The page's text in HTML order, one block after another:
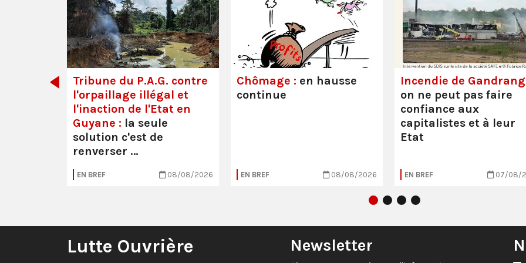
Tribune du P.A.G. contre
l'orpaillage illégal et
l'inaction de l'Etat en
Guyane : la seule
solution c'est de
renverser …
EN BREF 08/08/2026
Chômage : en hausse
continue
EN BREF 08/08/2026
Incendie de
on ne peut pas faire
confiance aux
capitalistes et à leur
Etat
EN BREF 07/08/
Lutte Ouvrière Newsletter